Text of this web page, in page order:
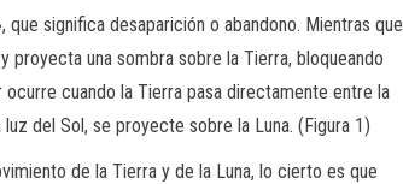
significa desaparición o abandono. Mientras que
proyecta una sombra sobre la Tierra, bloqueando
cuando la Tierra pasa directamente entre la
del Sol, se proyecte sobre la Luna. (Figura 1)
de la Tierra y de la Luna, lo cierto es que